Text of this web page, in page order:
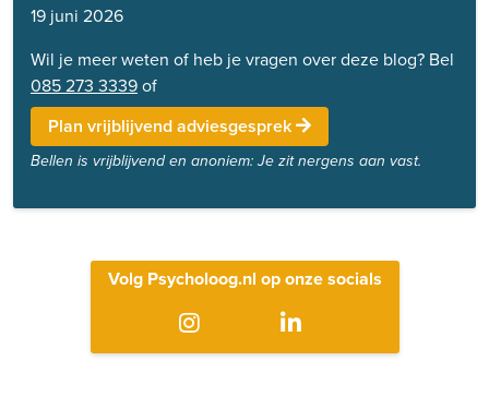
19 juni 2026
Wil je meer weten of heb je vragen over deze blog? Bel
085 273 3339of
Plan vrijblijvend adviesgesprek
Bellen is vrijblijvend en anoniem: Je zit nergens aan vast.
Volg Psycholoog.nl op onze socials